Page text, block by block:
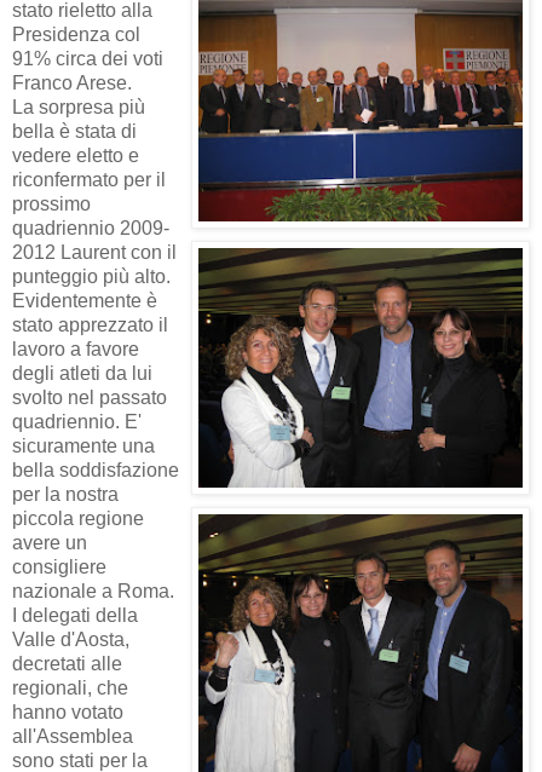
stato rieletto alla
Presidenza col
91% circa dei voti
Franco Arese.
La sorpresa più
bella è stata di
vedere eletto e
riconfermato per il
prossimo
quadriennio 2009-
2012 Laurent con il
punteggio più alto.
Evidentemente è
stato apprezzato il
lavoro a favore
degli atleti da lui
svolto nel passato
quadriennio. E'
sicuramente una
bella soddisfazione
per la nostra
piccola regione
avere un
consigliere
nazionale a Roma.
I delegati della
Valle d'Aosta,
decretati alle
regionali, che
hanno votato
all'Assemblea
sono stati per la